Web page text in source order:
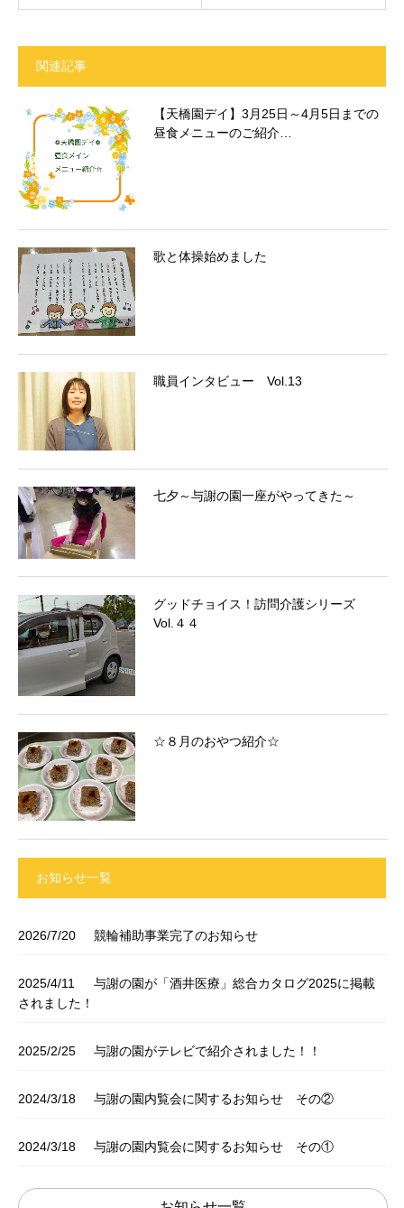
関連記事
【天橋園デイ】3月25日～4月5日までの
昼食メニューのご紹介…
歌と体操始めました
職員インタビュー Vol.13
七夕～与謝の園一座がやってきた～
グッドチョイス！訪問介護シリーズ
Vol.４４
☆８月のおやつ紹介☆
お知らせ一覧
2026/7/20 競輪補助事業完了のお知らせ
2025/4/11
与謝の園が「酒井医療」総合カタログ2025に掲載
されました！
2025/2/25 与謝の園がテレビで紹介されました！！
2024/3/18 与謝の園内覧会に関するお知らせ その②
2024/3/18 与謝の園内覧会に関するお知らせ その①